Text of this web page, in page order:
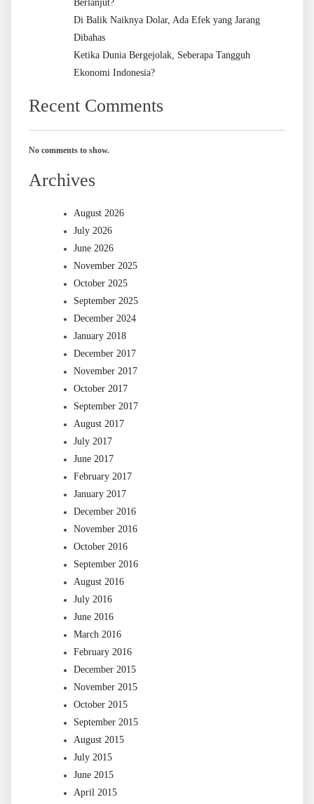
Berlanjut?
Di Balik Naiknya Dolar, Ada Efek yang Jarang
Dibahas
Ketika Dunia Bergejolak, Seberapa Tangguh
Ekonomi Indonesia?
Recent Comments
No comments to show.
Archives
August 2026
July 2026
June 2026
November 2025
October 2025
September 2025
December 2024
January 2018
December 2017
November 2017
October 2017
September 2017
August 2017
July 2017
June 2017
February 2017
January 2017
December 2016
November 2016
October 2016
September 2016
August 2016
July 2016
June 2016
March 2016
February 2016
December 2015
November 2015
October 2015
September 2015
August 2015
July 2015
June 2015
April 2015